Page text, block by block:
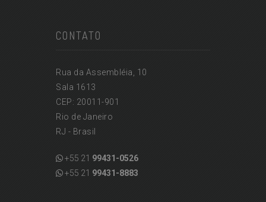
CONTATO
Rua da Assembléia, 10
Sala 1613
CEP: 20011-901
Rio de Janeiro
RJ - Brasil
+55 21 99431-0526
+55 21 99431-8883